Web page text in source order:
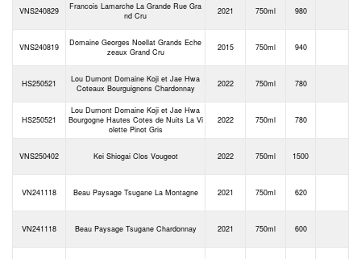
VNS240829
Francois Lamarche La Grande Rue Gra
nd Cru
2021 750ml 980
VNS240819
Domaine Georges Noellat Grands Eche
zeaux Grand Cru
2015 750ml 940
HS250521
Lou Dumont Domaine Koji et Jae Hwa
Coteaux Bourguignons Chardonnay
2022 750ml 780
HS250521
Lou Dumont Domaine Koji et Jae Hwa
Bourgogne Hautes Cotes de Nuits La Vi
olette Pinot Gris
2022 750ml 780
VNS250402 Kei Shiogai Clos Vougeot 2022 750ml 1500
VN241118 Beau Paysage Tsugane La Montagne 2021 750ml 620
VN241118 Beau Paysage Tsugane Chardonnay 2021 750ml 600